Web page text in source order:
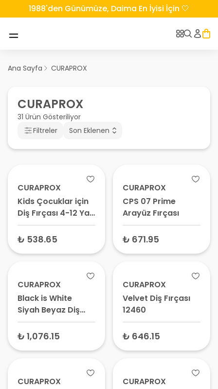
1988'den Günümüze, Daima En İyisi İçin 🤍
Ana Sayfa CURAPROX
CURAPROX
31 Ürün Gösteriliyor
Filtreler
Son Eklenen
CURAPROX
Kids Çocuklar için
Diş Fırçası 4-12 Yaş
Tekli
₺ 538.65
CURAPROX
CPS 07 Prime
Arayüz Fırçası
₺ 671.95
CURAPROX
Black is White
Siyah Beyaz Diş
Fırçası 2 Adet
₺ 1,076.15
CURAPROX
Velvet Diş Fırçası
12460
₺ 646.15
CURAPROX
CURAPROX